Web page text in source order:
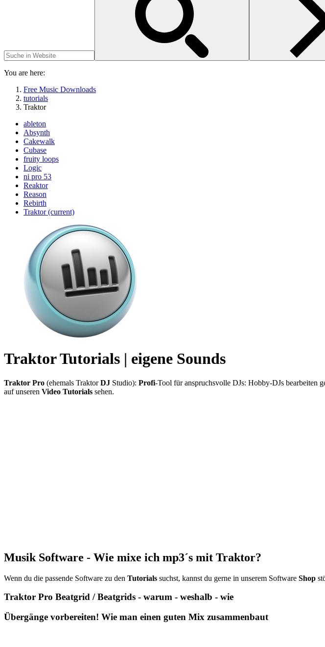
You are here:
Free Music Downloads
tutorials
Traktor
ableton
Absynth
Cakewalk
Cubase
fruity loops
Logic
ni pro 53
Reaktor
Reason
Rebirth
Traktor(current)
Traktor Tutorials | eigene Sounds
Traktor Pro (ehemals TraktorDJ Studio): Profi-Tool für anspruchsvolle DJs: Hobby-DJs bearbeiten
auf unseren Video Tutorials sehen.
Musik Software - Wie mixe ich mp3´s mit Traktor?
Wenn du die passende Software zu den Tutorials suchst, kannst du gerne in unserem Software Shop
Traktor Pro Beatgrid / Beatgrids - warum - weshalb - wie
Übergänge vorbereiten! Wie man einen guten Mix zusammenbaut